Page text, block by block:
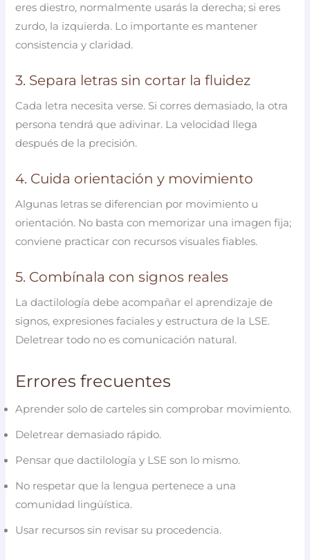
eres diestro, normalmente usarás la derecha; si eres
zurdo, la izquierda. Lo importante es mantener
consistencia y claridad.
3. Separa letras sin cortar la fluidez
Cada letra necesita verse. Si corres demasiado, la otra
persona tendrá que adivinar. La velocidad llega
después de la precisión.
4. Cuida orientación y movimiento
Algunas letras se diferencian por movimiento u
orientación. No basta con memorizar una imagen fija;
conviene practicar con recursos visuales fiables.
5. Combínala con signos reales
La dactilología debe acompañar el aprendizaje de
signos, expresiones faciales y estructura de la LSE.
Deletrear todo no es comunicación natural.
Errores frecuentes
Aprender solo de carteles sin comprobar movimiento.
Deletrear demasiado rápido.
Pensar que dactilología y LSE son lo mismo.
No respetar que la lengua pertenece a una
comunidad lingüística.
Usar recursos sin revisar su procedencia.